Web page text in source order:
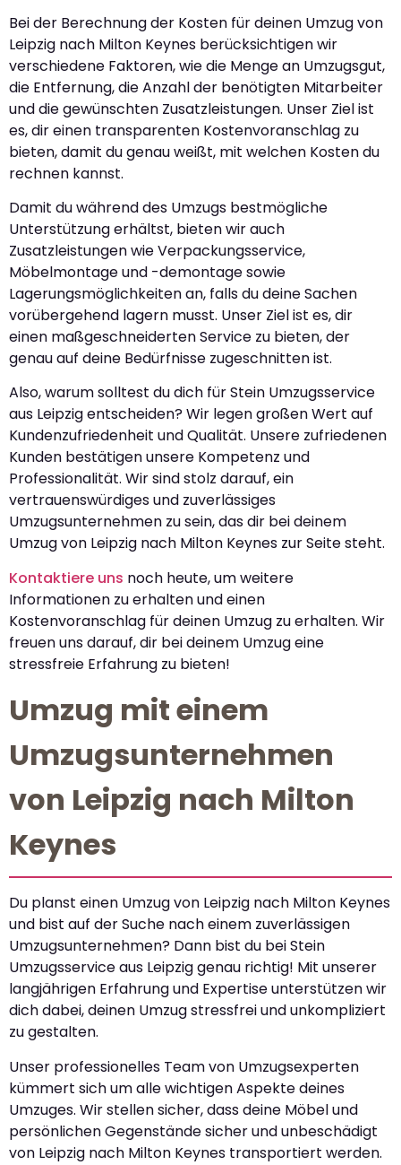
Bei der Berechnung der Kosten für deinen Umzug von
Leipzig nach Milton Keynes berücksichtigen wir
verschiedene Faktoren, wie die Menge an Umzugsgut,
die Entfernung, die Anzahl der benötigten Mitarbeiter
und die gewünschten Zusatzleistungen. Unser Ziel ist
es, dir einen transparenten Kostenvoranschlag zu
bieten, damit du genau weißt, mit welchen Kosten du
rechnen kannst.
Damit du während des Umzugs bestmögliche
Unterstützung erhältst, bieten wir auch
Zusatzleistungen wie Verpackungsservice,
Möbelmontage und -demontage sowie
Lagerungsmöglichkeiten an, falls du deine Sachen
vorübergehend lagern musst. Unser Ziel ist es, dir
einen maßgeschneiderten Service zu bieten, der
genau auf deine Bedürfnisse zugeschnitten ist.
Also, warum solltest du dich für Stein Umzugsservice
aus Leipzig entscheiden? Wir legen großen Wert auf
Kundenzufriedenheit und Qualität. Unsere zufriedenen
Kunden bestätigen unsere Kompetenz und
Professionalität. Wir sind stolz darauf, ein
vertrauenswürdiges und zuverlässiges
Umzugsunternehmen zu sein, das dir bei deinem
Umzug von Leipzig nach Milton Keynes zur Seite steht.
Kontaktiere uns noch heute, um weitere
Informationen zu erhalten und einen
Kostenvoranschlag für deinen Umzug zu erhalten. Wir
freuen uns darauf, dir bei deinem Umzug eine
stressfreie Erfahrung zu bieten!
Umzug mit einem
Umzugsunternehmen
von Leipzig nach Milton
Keynes
Du planst einen Umzug von Leipzig nach Milton Keynes
und bist auf der Suche nach einem zuverlässigen
Umzugsunternehmen? Dann bist du bei Stein
Umzugsservice aus Leipzig genau richtig! Mit unserer
langjährigen Erfahrung und Expertise unterstützen wir
dich dabei, deinen Umzug stressfrei und unkompliziert
zu gestalten.
Unser professionelles Team von Umzugsexperten
kümmert sich um alle wichtigen Aspekte deines
Umzuges. Wir stellen sicher, dass deine Möbel und
persönlichen Gegenstände sicher und unbeschädigt
von Leipzig nach Milton Keynes transportiert werden.